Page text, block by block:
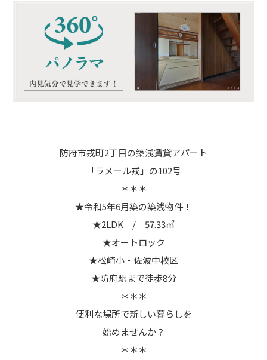
防府市戎町2丁目の築浅賃貸アパート
「ラメール戎」の102号
＊＊＊
★令和5年6月築の築浅物件！
★2LDK / 57.33㎡
★オートロック
★松崎小・佐波中校区
★防府駅まで徒歩8分
＊＊＊
便利な場所で新しい暮らしを
始めませんか？
＊＊＊